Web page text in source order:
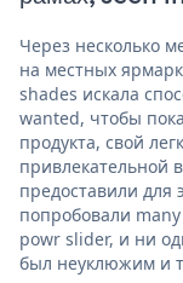
Через несколько
на местных
shades искала
wanted, чтобы
продукта, свой
привлекательной
предоставили для
попробовали
powr slider, и ни
был неуклюжим и